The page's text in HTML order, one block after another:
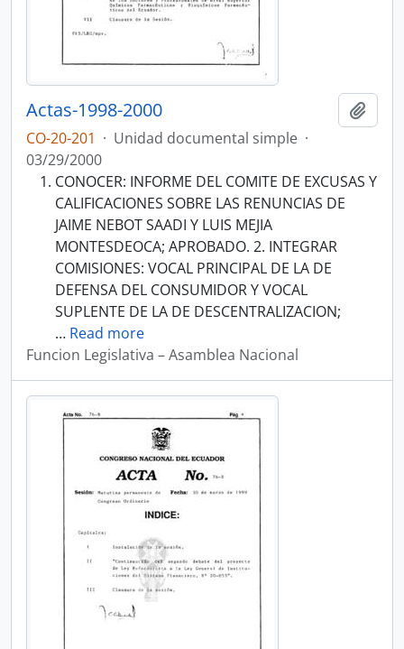
Actas-1998-2000
CO-20-201 · Unidad documental simple ·
03/29/2000
CONOCER: INFORME DEL COMITE DE EXCUSAS Y
CALIFICACIONES SOBRE LAS RENUNCIAS DE
JAIME NEBOT SAADI Y LUIS MEJIA
MONTESDEOCA; APROBADO. 2. INTEGRAR
COMISIONES: VOCAL PRINCIPAL DE LA DE
DEFENSA DEL CONSUMIDOR Y VOCAL
SUPLENTE DE LA DE DESCENTRALIZACION;
… Read more
Funcion Legislativa – Asamblea Nacional